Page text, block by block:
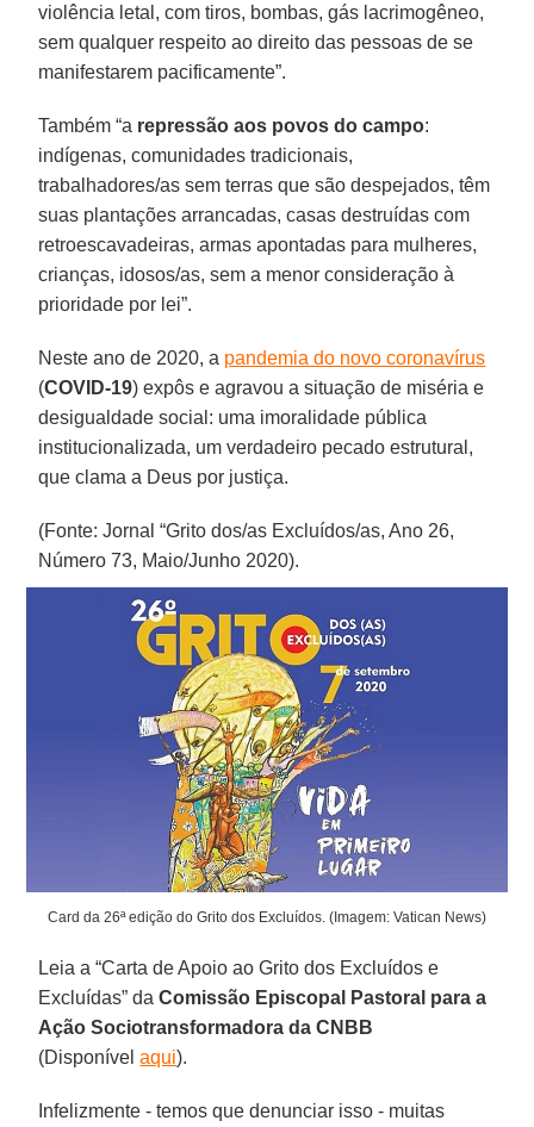
violência letal, com tiros, bombas, gás lacrimogêneo,
sem qualquer respeito ao direito das pessoas de se
manifestarem pacificamente”.
Também “a repressão aos povos do campo:
indígenas, comunidades tradicionais,
trabalhadores/as sem terras que são despejados, têm
suas plantações arrancadas, casas destruídas com
retroescavadeiras, armas apontadas para mulheres,
crianças, idosos/as, sem a menor consideração à
prioridade por lei”.
Neste ano de 2020, a pandemia do novo coronavírus
(COVID-19) expôs e agravou a situação de miséria e
desigualdade social: uma imoralidade pública
institucionalizada, um verdadeiro pecado estrutural,
que clama a Deus por justiça.
(Fonte: Jornal “Grito dos/as Excluídos/as, Ano 26,
Número 73, Maio/Junho 2020).
Card da 26ª edição do Grito dos Excluídos. (Imagem: Vatican News)
Leia a “Carta de Apoio ao Grito dos Excluídos e
Excluídas” daComissão Episcopal Pastoral para a
Ação Sociotransformadora da CNBB
(Disponívelaqui).
Infelizmente - temos que denunciar isso - muitas